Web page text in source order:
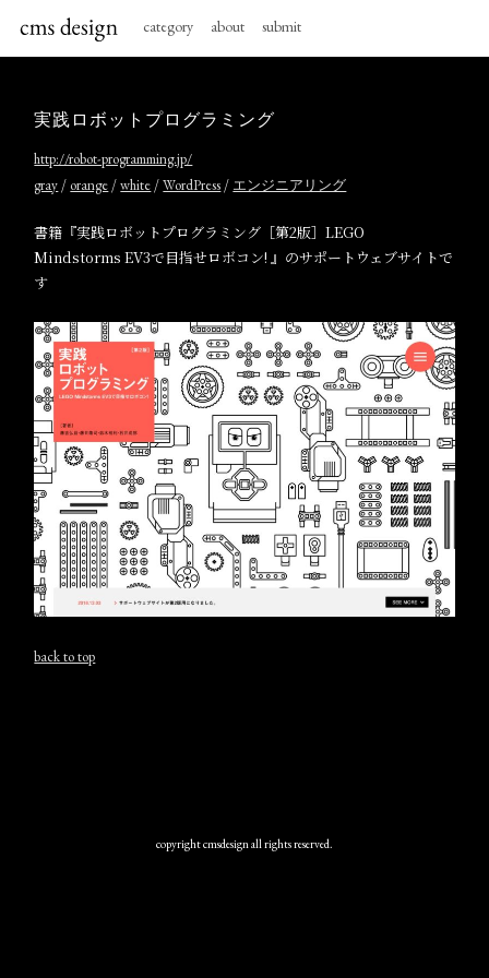
category about submit
実践ロボットプログラミング
http://robot-programming.jp/
gray / orange /white /WordPress / エンジニアリング
書籍『実践ロボットプログラミング［第2版］LEGO
Mindstorms EV3で目指せロボコン! 』のサポートウェブサイトで
す
back to top
copyright cmsdesign all rights reserved.